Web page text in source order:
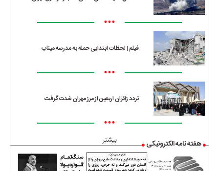
•••
فیلم | لحظات ابتدایی حمله به مدرسه میناب
•••
تردد زائران اربعین از مرز مهران شدت گرفت
•••
بیشتر هفته نامه الکترونیکی